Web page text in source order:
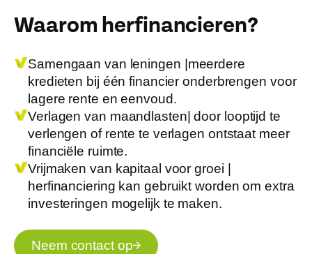
Waarom herfinancieren?
Samengaan van leningen |meerdere
kredieten bij één financier onderbrengen voor
lagere rente en eenvoud.
Verlagen van maandlasten| door looptijd te
verlengen of rente te verlagen ontstaat meer
financiële ruimte.
Vrijmaken van kapitaal voor groei |
herfinanciering kan gebruikt worden om extra
investeringen mogelijk te maken.
Neem contact op